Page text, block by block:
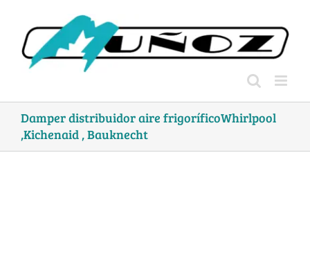
content
Damper distribuidor aire frigoríficoWhirlpool
,Kichenaid , Bauknecht